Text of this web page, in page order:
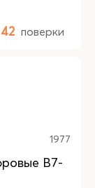
42 поверки
1977
В7-